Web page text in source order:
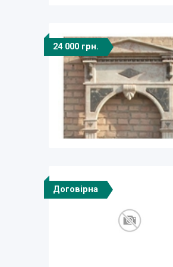
24 000 грн.
Договірна